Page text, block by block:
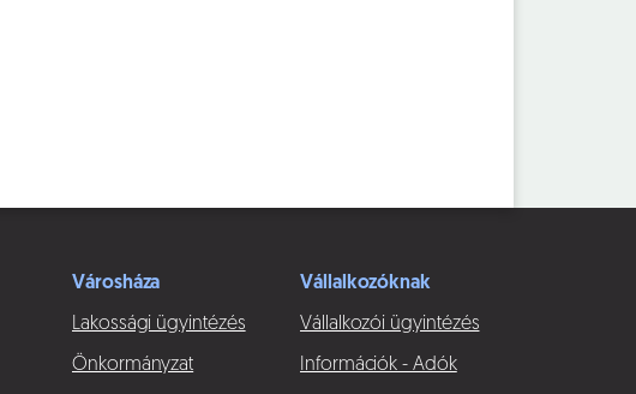
Városháza
Lakossági ügyintézés
Önkormányzat
Vállalkozóknak
Vállalkozói ügyintézés
Információk - Adók